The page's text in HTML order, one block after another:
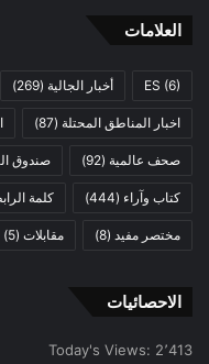
العلامات
ES (6) أخبار الجالية (269)
اخبار المناطق المحتلة (87)
صحف عالمية (92) صندوق
كتاب وآراء (444) كلمة
مختصر مفيد (8) مقابلات (5)
الاحصائيات
Today's Views: 2٬413